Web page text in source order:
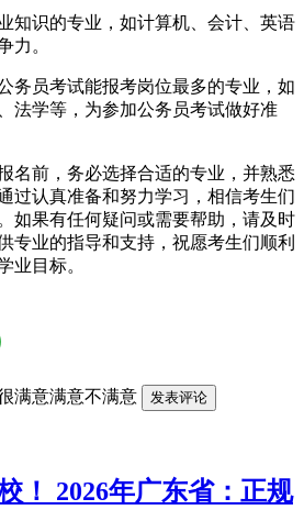
知识的专业，如计算机、会计、英语
力。
务员考试能报考岗位最多的专业，如
法学等，为参加公务员考试做好准
名前，务必选择合适的专业，并熟悉
过认真准备和努力学习，相信考生们
如果有任何疑问或需要帮助，请及时
专业的指导和支持，祝愿考生们顺利
业目标。
满意满意不满意
！ 2026年广东省：正规